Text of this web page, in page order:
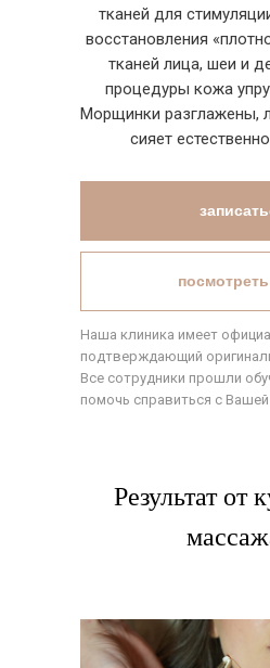
тканей для
восстановления
тканей лица, шеи и
процедуры кожа
Морщинки разглажены,
сияет
Наша клиника имеет
подтверждающий
Все сотрудники прошли
помочь справиться с
Результат от